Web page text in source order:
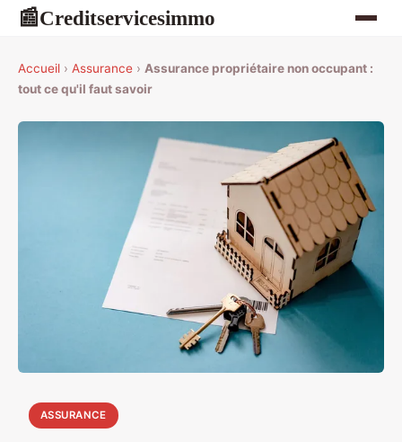
📰Creditservicesimmo
Accueil › Assurance › Assurance propriétaire non occupant :
tout ce qu'il faut savoir
ASSURANCE